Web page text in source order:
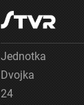
Jednotka
Dvojka
24